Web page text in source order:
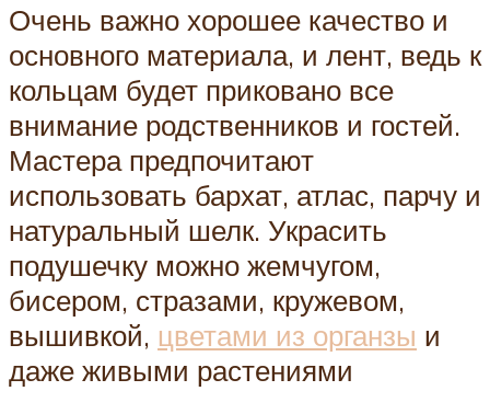
Очень важно хорошее качество и
основного материала, и лент, ведь к
кольцам будет приковано все
внимание родственников и гостей.
Мастера предпочитают
использовать бархат, атлас, парчу и
натуральный шелк. Украсить
подушечку можно жемчугом,
бисером, стразами, кружевом,
вышивкой, цветами из органзы и
даже живыми растениями